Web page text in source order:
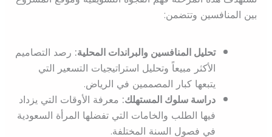
بين المنافسين وتتضمن:
تحليل المنافسين والبراندات المحلية:رصد التصاميم
الأكثر مبيعاً وتحليل استراتيجيات التسعير التي
يتبعها كبار المصممين في الرياض.
دراسة سلوك المستهلك:معرفة الأوقات التي يزداد
فيها الطلب والخامات التي تفضلها المرأة السعودية
في فصول السنة المختلفة.